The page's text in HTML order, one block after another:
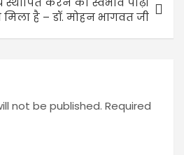
मिला है – डॉ. मोहन भागवत जी
not be published. Required